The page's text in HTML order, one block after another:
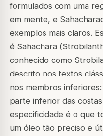
formulados com uma
em mente, e
exemplos mais claros.
é Sahachara (
conhecido como
descrito nos textos
nos membros
parte inferior das
especificidade é o que
um óleo tão preciso e